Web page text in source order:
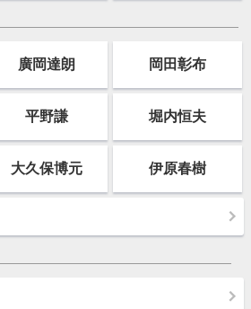
廣岡達朗 岡田彰布
平野謙 堀内恒夫
大久保博元 伊原春樹